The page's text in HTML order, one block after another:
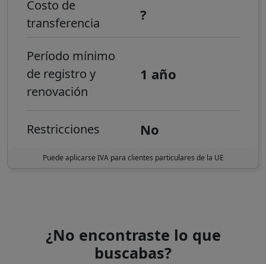
Costo de
transferencia
?
Período mínimo
de registro y
renovación
1 año
Restricciones No
Puede aplicarse IVA para clientes particulares de la UE
¿No encontraste lo que
buscabas?